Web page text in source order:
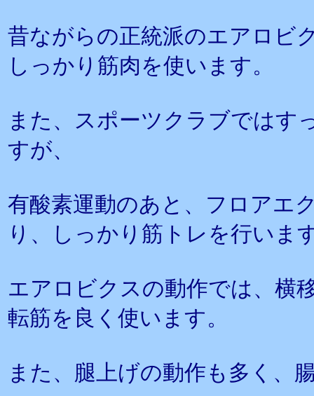
昔ながらの正統派のエアロビ
しっかり筋肉を使います。
また、スポーツクラブではす
すが、
有酸素運動のあと、フロアエ
り、しっかり筋トレを行いま
エアロビクスの動作では、横
転筋を良く使います。
また、腿上げの動作も多く、